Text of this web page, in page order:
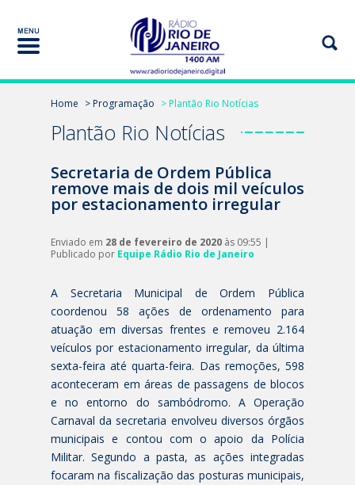
Home > Programação > Plantão Rio Notícias
Plantão Rio Notícias
Secretaria de Ordem Pública
remove mais de dois mil veículos
por estacionamento irregular
Enviado em 28 de fevereiro de 2020 às 09:55 |
Publicado por Equipe Rádio Rio de Janeiro
A Secretaria Municipal de Ordem Pública
coordenou 58 ações de ordenamento para
atuação em diversas frentes e removeu 2.164
veículos por estacionamento irregular, da última
sexta-feira até quarta-feira. Das remoções, 598
aconteceram em áreas de passagens de blocos
e no entorno do sambódromo. A Operação
Carnaval da secretaria envolveu diversos órgãos
municipais e contou com o apoio da Polícia
Militar. Segundo a pasta, as ações integradas
focaram na fiscalização das posturas municipais,